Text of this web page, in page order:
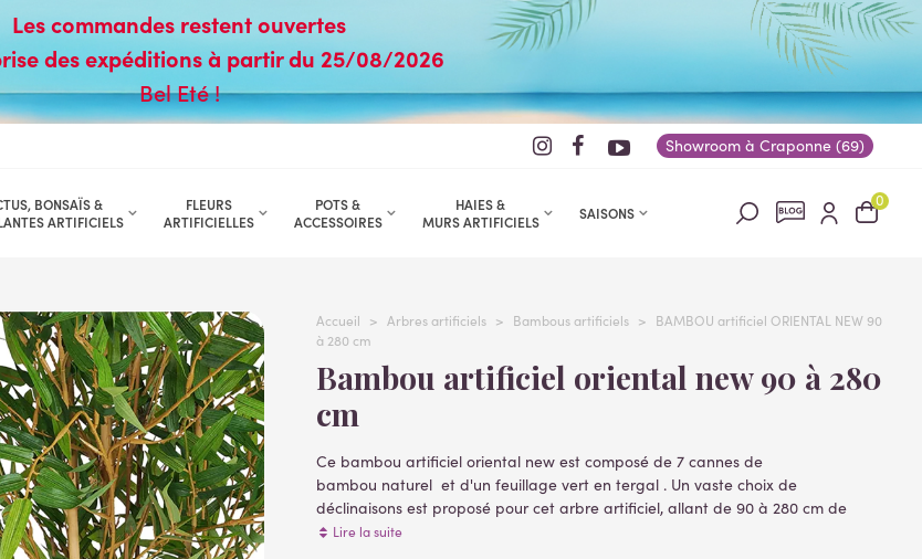
Les commandes restent ouvertes
des expéditions à partir du 25/08/2026
Bel Eté !
Showroom à Craponne (69)
BONSAÏS &
ARTIFICIELS
FLEURS
ARTIFICIELLES
POTS &
ACCESSOIRES
HAIES &
MURS ARTIFICIELS
SAISONS
0
Accueil > Arbres artificiels > Bambous artificiels >
BAMBOU artificiel ORIENTAL NEW 90
à 280 cm
Bambou artificiel oriental new 90 à 280
cm
Ce bambou artificiel oriental new est composé de 7 cannes de
bambou naturel et d'un feuillage vert en tergal . Un vaste choix de
déclinaisons est proposé pour cet arbre artificiel, allant de 90 à 280 cm de
hauteur. Livré dans un support plastique ( plantes artificielles )
Lire la suite